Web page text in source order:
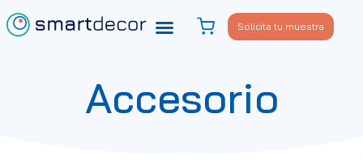
Solicita tu muestra
Accesorio